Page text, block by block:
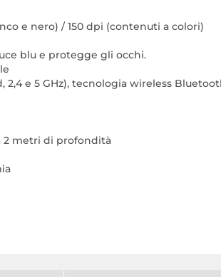
e nero) / 150 dpi (contenuti a colori)
blu e protegge gli occhi.
2,4 e 5 GHz), tecnologia wireless
2 metri di profondità